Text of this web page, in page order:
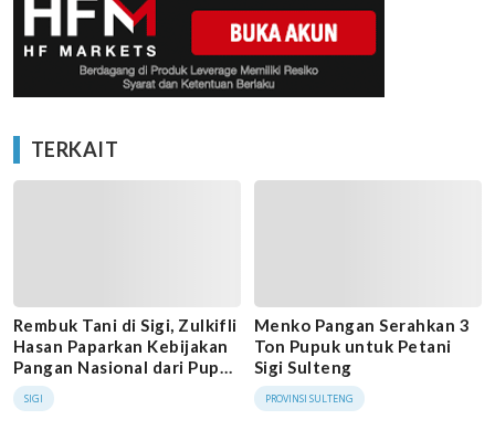
TERKAIT
Rembuk Tani di Sigi, Zulkifli
Hasan Paparkan Kebijakan
Pangan Nasional dari Pupuk
hingga Swasembada
Protein
SIGI
Menko Pangan Serahkan 3
Ton Pupuk untuk Petani
Sigi Sulteng
PROVINSI SULTENG